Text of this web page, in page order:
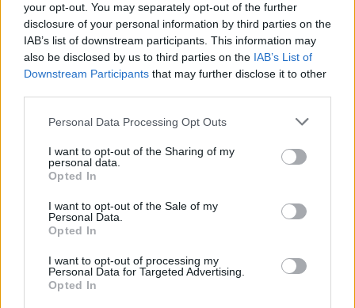
your opt-out. You may separately opt-out of the further
disclosure of your personal information by third parties on the
IAB’s list of downstream participants. This information may
also be disclosed by us to third parties on the IAB’s List of
Downstream Participants that may further disclose it to other
Please note that this website/app uses one or more Google
not limited to your visit or usage behaviour. You may click to
grant or deny consent to Google and its third-party tags to
use your data for below specified purposes in below Google
consent section.
Personal Data Processing Opt Outs
I want to opt-out of the Sharing of my
personal data.
Opted In
I want to opt-out of the Sale of my
Personal Data.
Opted In
I want to opt-out of processing my
Personal Data for Targeted Advertising.
Opted In
BELLEZZA
Cosmetici cooling: la nuova tendenza beauty in Cina
per l’estate 2026
Camilla Fiore · 9 Ago 2026